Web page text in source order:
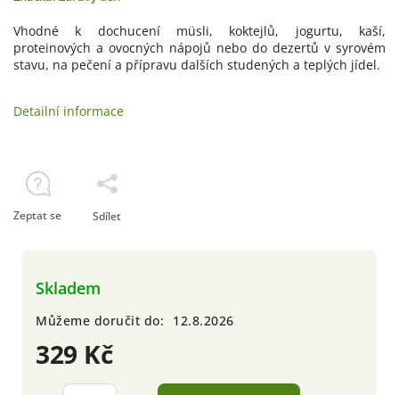
329 Kč
Skladem
Můžeme doručit do: 12.8.2026
Vhodné k dochucení müsli, koktejlů, jogurtu, kaší,
proteinových a ovocných nápojů nebo do dezertů v syrovém
stavu, na pečení a přípravu dalších studených a teplých jídel.
Detailní informace
Zeptat se Sdílet